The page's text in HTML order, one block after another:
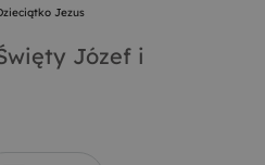
Jezus
Józef i